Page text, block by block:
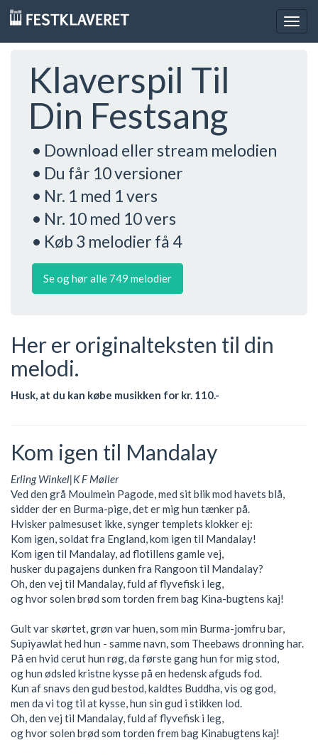
Klaverspil Til
Din Festsang
• Download eller stream melodien
• Du får 10 versioner
• Nr. 1 med 1 vers
• Nr. 10 med 10 vers
• Køb 3 melodier få 4
Se og hør alle 749 melodier
Her er originalteksten til din
melodi.
Husk, at du kan købe musikken for kr. 110.-
Kom igen til Mandalay
Erling Winkel|K F Møller
Ved den grå Moulmein Pagode, med sit blik mod havets blå,
sidder der en Burma-pige, det er mig hun tænker på.
Hvisker palmesuset ikke, synger templets klokker ej:
Kom igen, soldat fra England, kom igen til Mandalay!
Kom igen til Mandalay, ad flotillens gamle vej,
husker du pagajens dunken fra Rangoon til Mandalay?
Oh, den vej til Mandalay, fuld af flyvefisk i leg,
og hvor solen brød som torden frem bag Kina-bugtens kaj!
Gult var skørtet, grøn var huen, som min Burma-jomfru bar,
Supiyawlat hed hun - samme navn, som Theebaws dronning har.
På en hvid cerut hun røg, da første gang hun for mig stod,
og hun ødsled kristne kysse på en hedensk afguds fod.
Kun af snavs den gud bestod, kaldtes Buddha, vis og god,
men da vi tog til at kysse, hun sin gud i stikken lod.
Oh, den vej til Mandalay, fuld af flyvefisk i leg,
og hvor solen brød som torden frem bag Kinabugtens kaj!